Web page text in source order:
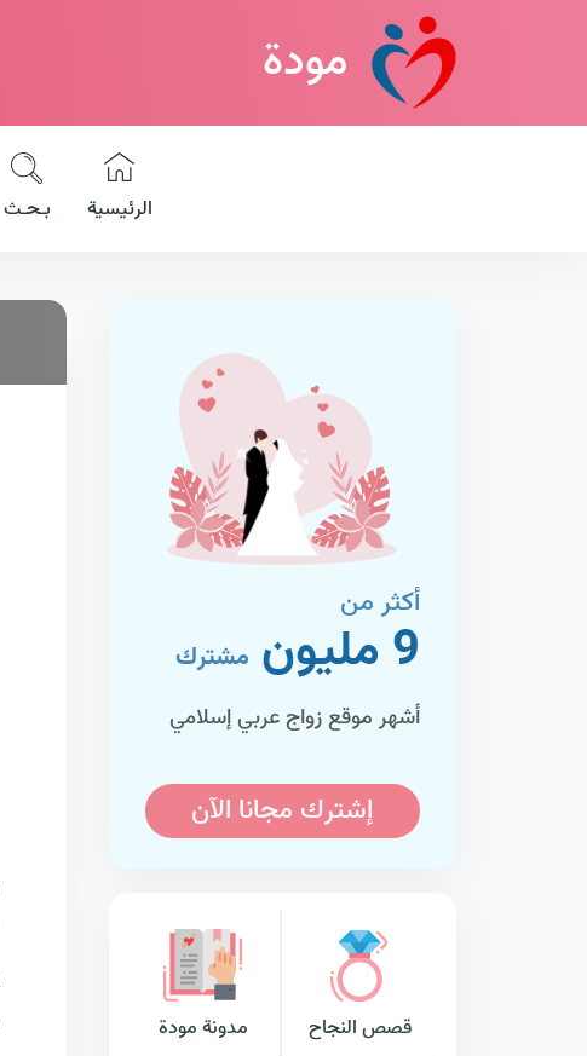
مودة
الرئيسية بـحـث
أكثر من
9 مليون مشترك
أشهر موقع زواج عربي إسلامي
إشترك مجانا الآن
قصص النجاح مدونة مودة